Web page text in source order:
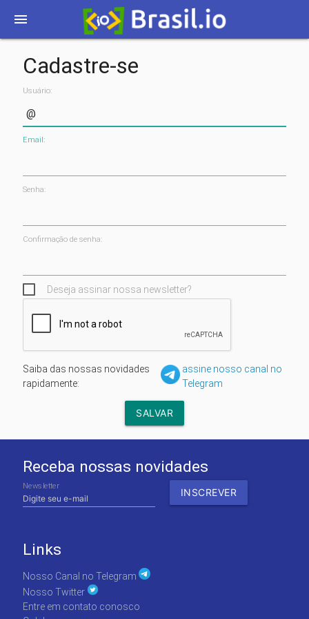
menu
Cadastre-se
Usuário:
Email:
Senha:
Confirmação de senha:
Deseja assinar nossa newsletter?
Saiba das nossas novidades
rapidamente:
assine nosso canal no
Telegram
Receba nossas novidades
Newsletter
Links
Nosso Canal no Telegram
Nosso Twitter
Entre em contato conosco